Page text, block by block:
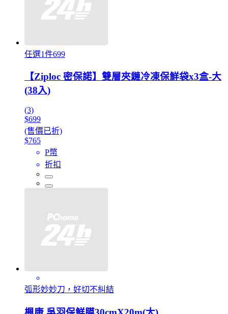
任選1件699
【Ziploc 密保諾】雙層夾鏈冷凍保鮮袋x3盒-大
(38入)
(3)
$699
(售價已折)
$765
P幣
折扣
弧形妙妙刀，好切不糾結